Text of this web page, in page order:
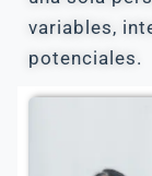
variables,
potenciales.